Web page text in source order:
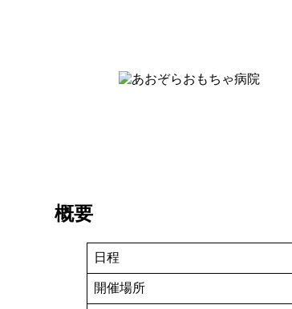
概要
日程
開催場所